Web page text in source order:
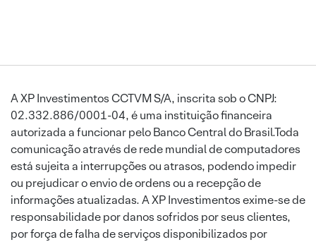
A XP Investimentos CCTVM S/A, inscrita sob o CNPJ:
02.332.886/0001-04, é uma instituição financeira
autorizada a funcionar pelo Banco Central do Brasil.Toda
comunicação através de rede mundial de computadores
está sujeita a interrupções ou atrasos, podendo impedir
ou prejudicar o envio de ordens ou a recepção de
informações atualizadas. A XP Investimentos exime-se de
responsabilidade por danos sofridos por seus clientes,
por força de falha de serviços disponibilizados por